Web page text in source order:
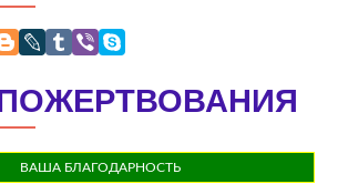
ВАША БЛАГОДАРНОСТЬ